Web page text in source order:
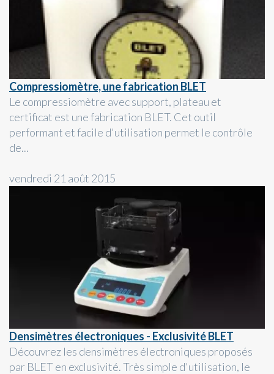
Compressiomètre, une fabrication BLET
Le compressiomètre avec support, plateau et
certificat est une fabrication BLET. Cet outil
performant et facile d'utilisation permet le contrôle
de...
vendredi 21 août 2015
Densimètres électroniques - Exclusivité BLET
Découvrez les densimètres électroniques proposés
par BLET en exclusivité. Très simple d'utilisation, le